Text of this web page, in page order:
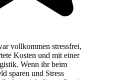
vollkommen stressfrei,
Kosten und mit einer
Wenn ihr beim
sparen und Stress